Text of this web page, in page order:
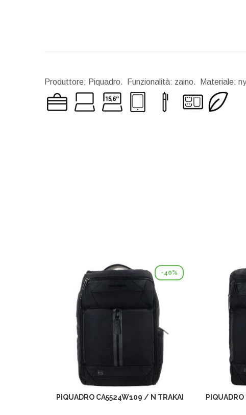
Produttore: Piquadro. Funzionalità: zaino. Materiale:
-40%
PIQUADRO CA5524W109 / N TRAKAI